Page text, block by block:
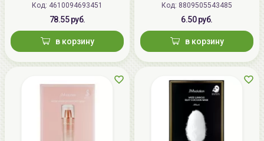
Код: 4610094693451
78.55 руб.
в корзину
Код: 8809505543485
6.50 руб.
в корзину